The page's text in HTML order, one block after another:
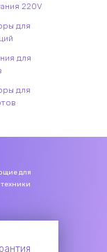
220V
для
для
для
для